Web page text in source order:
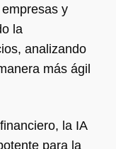
y
la
analizando
más ágil
la IA
para la